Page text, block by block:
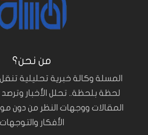
من نحن؟
المسلة وكالة خبرية تحليلية
لحظة بلحظة.. تحلل الأخبار وترصد
المقالات ووجهات النظر من
الأفكار والتوجهات